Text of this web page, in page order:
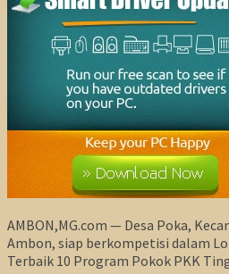
AMBON,MG.com — Desa Poka,
Ambon, siap berkompetisi dalam
Terbaik 10 Program Pokok PKK